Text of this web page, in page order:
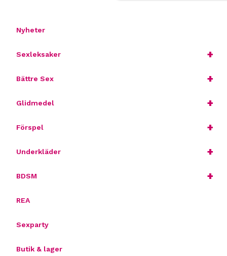
Nyheter
+
Sexleksaker
+
Bättre Sex
+
Glidmedel
+
Förspel
+
Underkläder
+
BDSM
REA
Sexparty
Butik & lager